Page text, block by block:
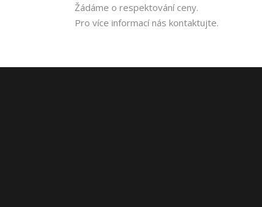
Žádáme o respektování ceny.
Pro více informací nás kontaktujte.